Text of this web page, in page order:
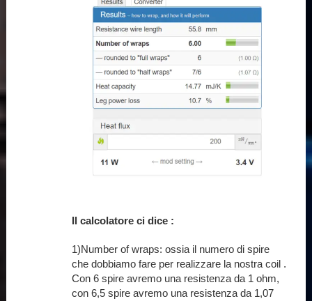
Il calcolatore ci dice :
1)Number of wraps: ossia il numero di spire
che dobbiamo fare per realizzare la nostra coil .
Con 6 spire avremo una resistenza da 1 ohm,
con 6,5 spire avremouna resistenza da 1,07